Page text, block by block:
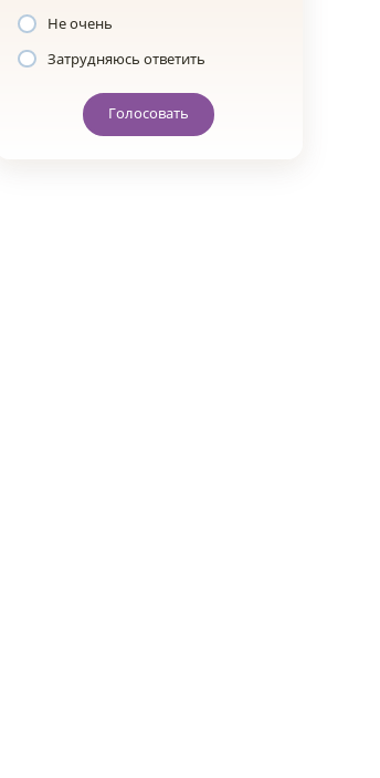
Не очень
Затрудняюсь ответить
Голосовать